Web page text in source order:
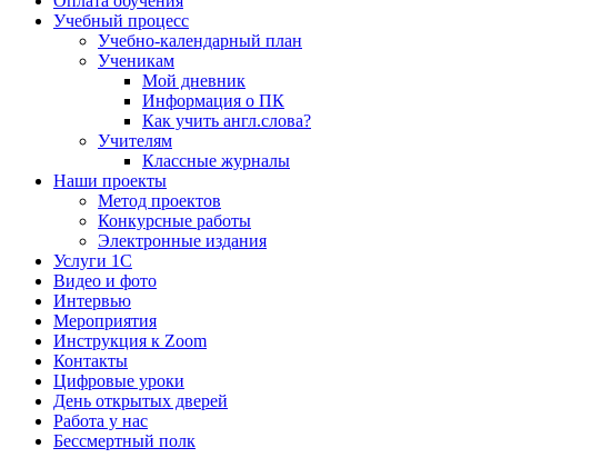
Учебный процесс
Учебно-календарный план
Ученикам
Мой дневник
Информация о ПК
Как учить англ.слова?
Учителям
Классные журналы
Наши проекты
Метод проектов
Конкурсные работы
Электронные издания
Услуги 1C
Видео и фото
Интервью
Мероприятия
Инструкция к Zoom
Контакты
Цифровые уроки
День открытых дверей
Работа у нас
Бессмертный полк